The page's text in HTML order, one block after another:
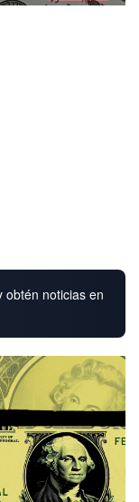
obtén noticias en